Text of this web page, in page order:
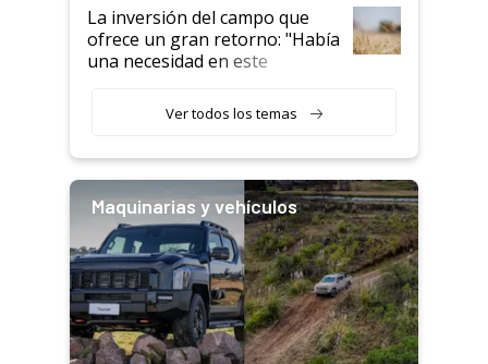
La inversión del campo que
ofrece un gran retorno: "Había
una necesidad en este
Ver todos los temas
Maquinarias y vehículos